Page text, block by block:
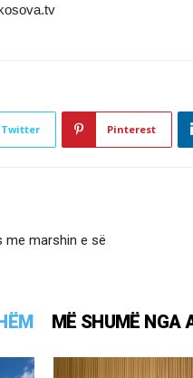
Twitter Pinterest
me marshin e së
MË SHUMË NGA